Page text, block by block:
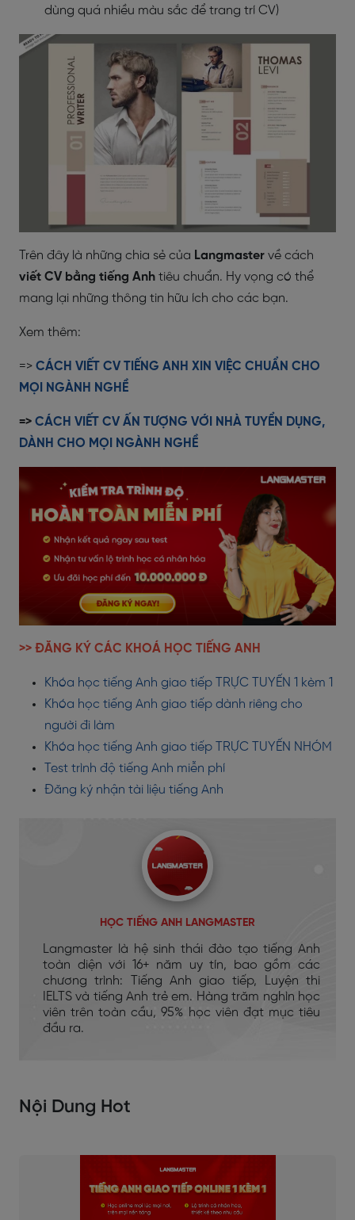
dùng quá nhiều màu sắc để trang trí CV)
Trên đây là những chia sẻ của Langmaster về cách
viết CV bằng tiếng Anh tiêu chuẩn. Hy vọng có thể
mang lại những thông tin hữu ích cho các bạn.
Xem thêm:
=> CÁCH VIẾT CV TIẾNG ANH XIN VIỆC CHUẨN CHO
MỌI NGÀNH NGHỀ
=> CÁCH VIẾT CV ẤN TƯỢNG VỚI NHÀ TUYỂN DỤNG,
DÀNH CHO MỌI NGÀNH NGHỀ
>> ĐĂNG KÝ CÁC KHOÁ HỌC TIẾNG ANH
Khóa học tiếng Anh giao tiếp TRỰC TUYẾN 1 kèm 1
Khóa học tiếng Anh giao tiếp dành riêng cho
người đi làm
Khóa học tiếng Anh giao tiếp TRỰC TUYẾN NHÓM
Test trình độ tiếng Anh miễn phí
Đăng ký nhận tài liệu tiếng Anh
HỌC TIẾNG ANH LANGMASTER
Langmaster là hệ sinh thái đào tạo tiếng Anh
toàn diện với 16+ năm uy tín, bao gồm các
chương trình: Tiếng Anh giao tiếp, Luyện thi
IELTS và tiếng Anh trẻ em. Hàng trăm nghìn học
viên trên toàn cầu, 95% học viên đạt mục tiêu
đầu ra.
Nội Dung Hot